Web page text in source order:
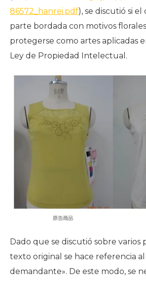
86572_hanrei.pdf), se discutió si el
parte bordada con motivos
protegerse como artes aplicadas
Ley de Propiedad Intelectual.
Dado que se discutió sobre varios
texto original se hace referencia
demandante». De este modo, se